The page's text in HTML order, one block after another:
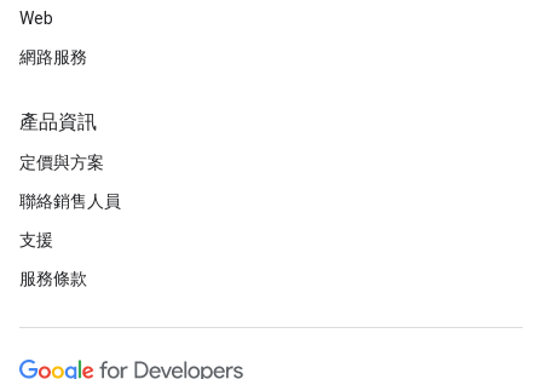
Web
網路服務
產品資訊
定價與方案
聯絡銷售人員
支援
服務條款